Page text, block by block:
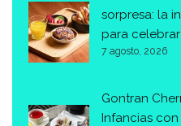
sorpresa: la
para
7 agosto, 2026
Gontran
Infancias